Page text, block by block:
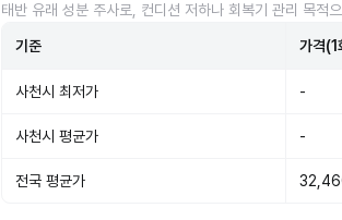
태반 유래 성분 주사로, 컨디션 저하나 회복기 관리 목적
기준 가격(1
사천시 최저가 -
사천시 평균가 -
전국 평균가